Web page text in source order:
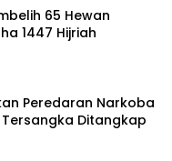
65 Hewan
1447 Hijriah
Peredaran Narkoba
Tersangka Ditangkap